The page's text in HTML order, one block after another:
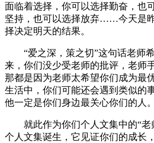
面临着选择，你可以选择勤奋，也
坚持，也可以选择放弃……今天是
择决定明天的结果。
“爱之深，策之切”这句话老师
来，你们没少受老师的批评，老师
那都是因为老师太希望你们成为最
生活中，你们可能还会遇到类似的
他一定是你们身边最关心你们的人。
就此作为你们个人文集中的“老
个人文集诞生，它见证你们的成长